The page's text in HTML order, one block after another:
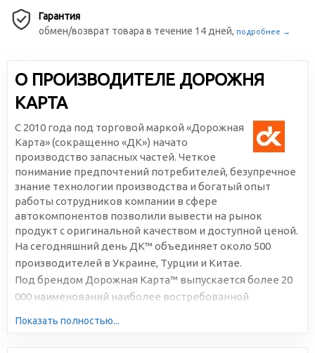
Гарантия
обмен/возврат товара в течение 14 дней, подробнее →
О ПРОИЗВОДИТЕЛЕ ДОРОЖНЯ
КАРТА
С 2010 года под торговой маркой «Дорожная
Карта» (сокращенно «ДК») начато
производство запасных частей. Четкое
понимание предпочтений потребителей, безупречное
знание технологии производства и богатый опыт
работы сотрудников компании в сфере
автокомпонентов позволили вывести на рынок
продукт с оригинальной качеством и доступной ценой.
На сегодняшний день ДК™ объединяет около 500
производителей в Украине, Турции и Китае.
Под брендом Дорожная Карта™ выпускается более 20
000 наименований наиболее востребованной
Показать полностью...